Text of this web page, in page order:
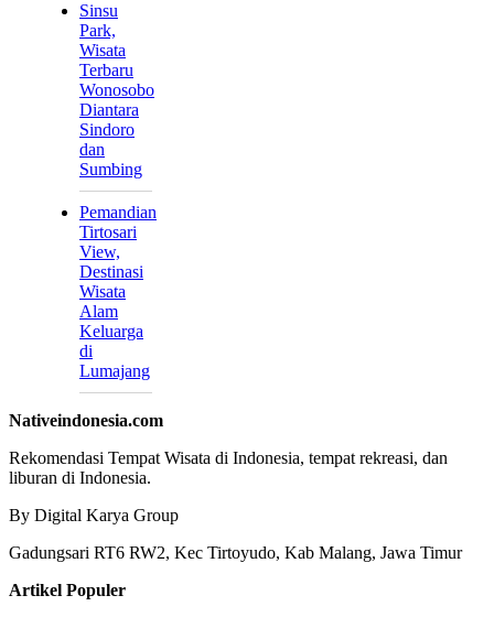
Sinsu
Park,
Wisata
Terbaru
Wonosobo
Diantara
Sindoro
dan
Sumbing
Pemandian
Tirtosari
View,
Destinasi
Wisata
Alam
Keluarga
di
Lumajang
Nativeindonesia.com
Rekomendasi Tempat Wisata di Indonesia, tempat rekreasi, dan
liburan di Indonesia.
By Digital Karya Group
Gadungsari RT6 RW2, Kec Tirtoyudo, Kab Malang, Jawa Timur
Artikel Populer